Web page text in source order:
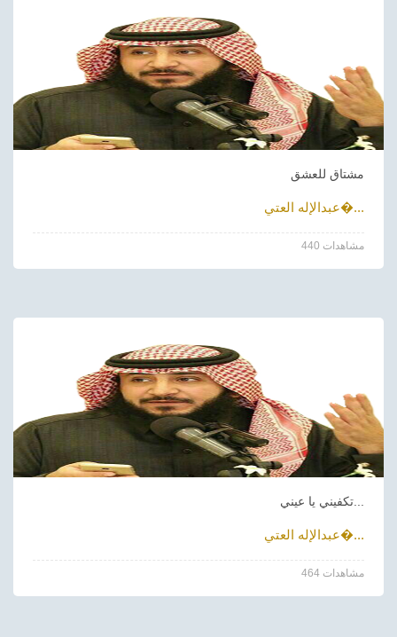
مشتاق للعشق
عبدالإله العتي�...
440 مشاهدات
عبدالإله العتي�...
464 مشاهدات